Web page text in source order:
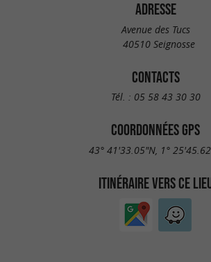
ADRESSE
Avenue des Tucs
40510 Seignosse
CONTACTS
Tél. : 05 58 43 30 30
COORDONNÉES GPS
43° 41'33.05"N, 1°
ITINÉRAIRE VERS CE